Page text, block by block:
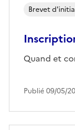
Quand et
Brevet
Publié 09/05/